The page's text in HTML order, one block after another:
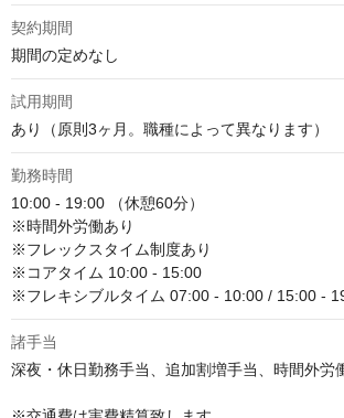
契約期間
期間の定めなし
試用期間
あり（原則3ヶ月。職種によって異なります）
勤務時間
10:00 - 19:00 （休憩60分）
※時間外労働あり
※フレックスタイム制度あり
※コアタイム 10:00 - 15:00
※フレキシブルタイム 07:00 - 10:00 / 15:00 -
諸手当
深夜・休日勤務手当、追加割増手当、時間外労